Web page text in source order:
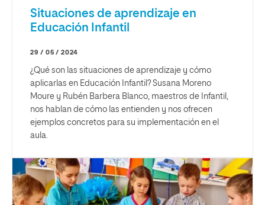
Situaciones de aprendizaje en
Educación Infantil
29 / 05 / 2024
¿Qué son las situaciones de aprendizaje y cómo
aplicarlas en Educación Infantil? Susana Moreno
Moure y Rubén Barbera Blanco, maestros de Infantil,
nos hablan de cómo las entienden y nos ofrecen
ejemplos concretos para su implementación en el
aula.